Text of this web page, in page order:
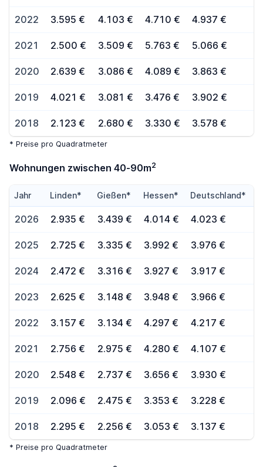
2022 3.595 € 4.103 € 4.710 € 4.937 €
2021 2.500 € 3.509 € 5.763 € 5.066 €
2020 2.639 € 3.086 € 4.089 € 3.863 €
2019 4.021 € 3.081 € 3.476 € 3.902 €
2018 2.123 € 2.680 € 3.330 € 3.578 €
* Preise pro Quadratmeter
Wohnungen zwischen 40-90m2
Jahr Linden* Gießen* Hessen* Deutschland*
2026 2.935 € 3.439 € 4.014 € 4.023 €
2025 2.725 € 3.335 € 3.992 € 3.976 €
2024 2.472 € 3.316 € 3.927 € 3.917 €
2023 2.625 € 3.148 € 3.948 € 3.966 €
2022 3.157 € 3.134 € 4.297 € 4.217 €
2021 2.756 € 2.975 € 4.280 € 4.107 €
2020 2.548 € 2.737 € 3.656 € 3.930 €
2019 2.096 € 2.475 € 3.353 € 3.228 €
2018 2.295 € 2.256 € 3.053 € 3.137 €
* Preise pro Quadratmeter